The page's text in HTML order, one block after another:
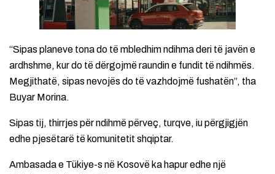
“Sipas planeve tona do të mbledhim ndihma deri të javën e
ardhshme, kur do të dërgojmë raundin e fundit të ndihmës.
Megjithatë, sipas nevojës do të vazhdojmë fushatën”, tha
Buyar Morina.
Sipas tij, thirrjes për ndihmë përveç, turqve, iu përgjigjën
edhe pjesëtarë të komunitetit shqiptar.
Ambasada e Tükiye-s në Kosovë ka hapur edhe një